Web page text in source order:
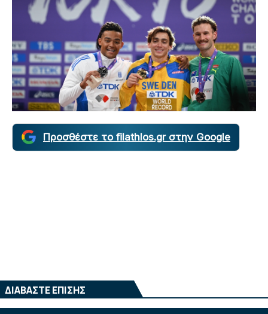
Προσθέστε το filathlos.gr στην Google
ΔΙΑΒΑΣΤΕ ΕΠΙΣΗΣ